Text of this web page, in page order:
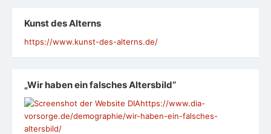
Kunst des Alterns
https://www.kunst-des-alterns.de/
„Wir haben ein falsches Altersbild“
https://www.dia-
vorsorge.de/demographie/wir-haben-ein-falsches-
altersbild/